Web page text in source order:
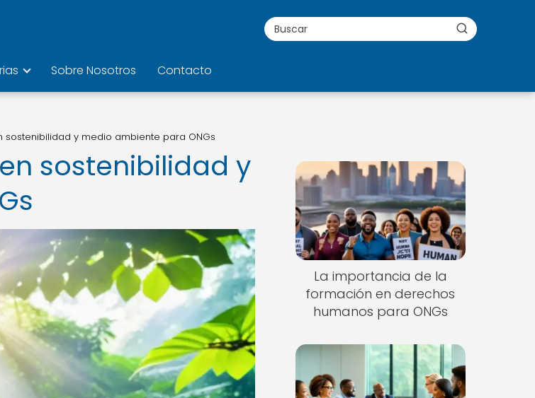
Sobre Nosotros Contacto
y medio ambiente para ONGs
sostenibilidad y
La importancia de la
formación en derechos
humanos para ONGs